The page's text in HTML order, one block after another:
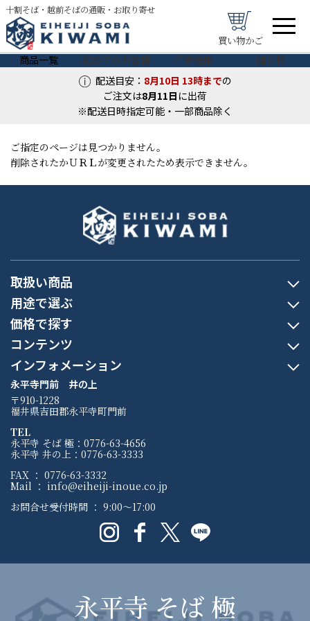
十割そば・越前そばの通販・お取り寄せ
買い物かご
商品一覧 初めてのお客様 ご家庭用
贈り物
配送目安： 8月10日 13時までの
ご注文は8月11日 に出荷
※配送日時指定可能・一部商品除く
ご指定のページは見つかりません。
削除されたかＵＲＬが変更されたため表示できません。
取扱い商品
用途で選ぶ
価格で探す
コンテンツ
インフォメーション
永平寺門前 井の上
〒910-1228
福井県吉田郡永平寺町門前
TEL
永平寺 そば 極：0776-63-4656
永平寺 井の上：0776-63-3333
FAX ： 0776-63-3332
Mail ： info@eiheiji-inoue.co.jp
お問合せ受付時間 ： 9:00〜17:00
永平寺 そば 極